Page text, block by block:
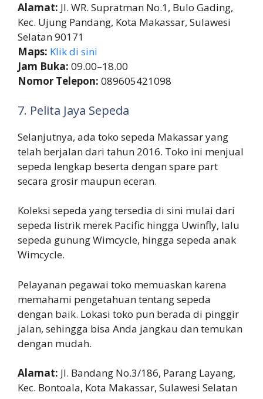
Alamat: Jl. WR. Supratman No.1, Bulo Gading,
Kec. Ujung Pandang, Kota Makassar, Sulawesi
Selatan 90171
Maps: Klik di sini
Jam Buka: 09.00–18.00
Nomor Telepon: 089605421098
7. Pelita Jaya Sepeda
Selanjutnya, ada toko sepeda Makassar yang
telah berjalan dari tahun 2016. Toko ini menjual
sepeda lengkap beserta dengan spare part
secara grosir maupun eceran.
Koleksi sepeda yang tersedia di sini mulai dari
sepeda listrik merek Pacific hingga Uwinfly, lalu
sepeda gunung Wimcycle, hingga sepeda anak
Wimcycle.
Pelayanan pegawai toko memuaskan karena
memahami pengetahuan tentang sepeda
dengan baik. Lokasi toko pun berada di pinggir
jalan, sehingga bisa Anda jangkau dan temukan
dengan mudah.
Alamat: Jl. Bandang No.3/186, Parang Layang,
Kec. Bontoala, Kota Makassar, Sulawesi Selatan